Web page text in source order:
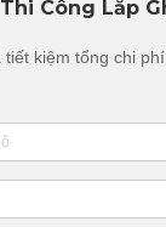
nhiều chủ đầu
nhà